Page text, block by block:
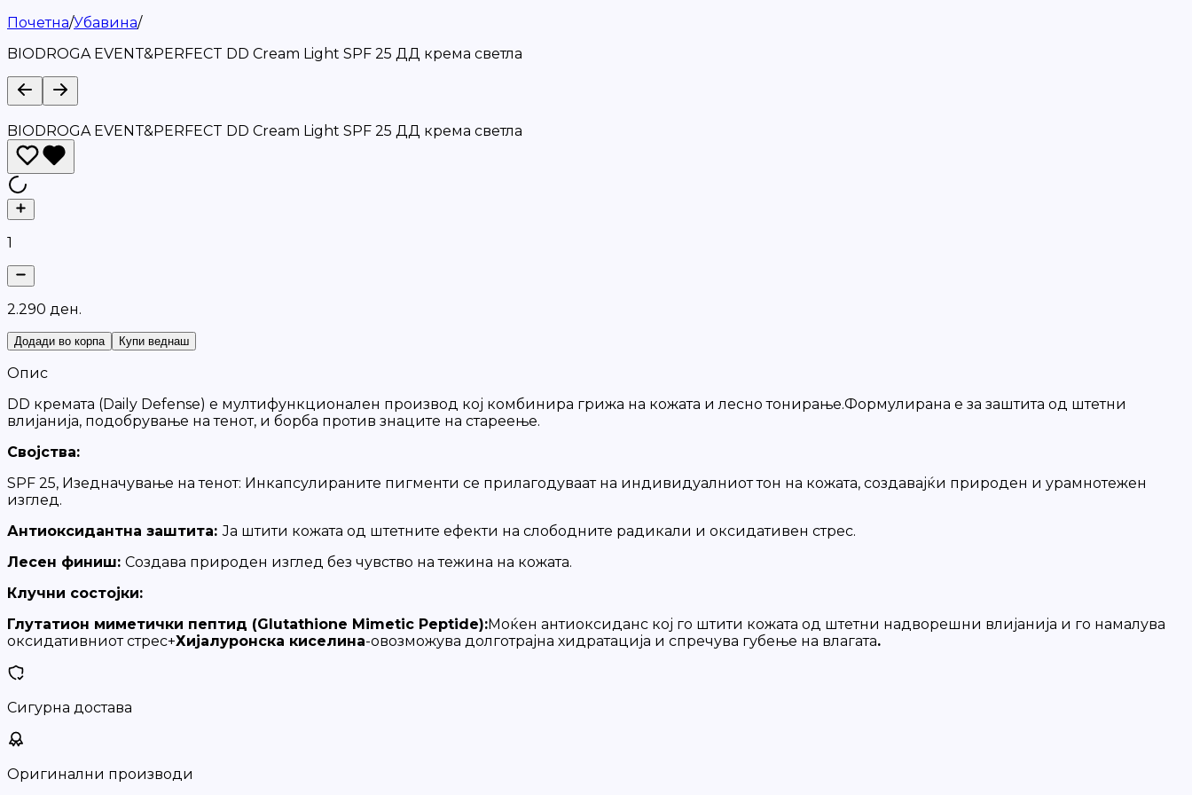
Почетна/Убавина/
BIODROGA EVENT&PERFECT DD Cream Light SPF 25 ДД крема светла
BIODROGA EVENT&PERFECT DD Cream Light SPF 25 ДД крема светла
1
2.290 ден.
Додади во корпа Купи веднаш
Опис
DD кремата (Daily Defense) е мултифункционален производ кој комбинира грижа на кожата и лесно тонирање.Формулирана е за заштита од штетни
влијанија, подобрување на тенот, и борба против знаците на стареење.
Својства:
SPF 25, Изедначување на тенот: Инкапсулираните пигменти се прилагодуваат на индивидуалниот тон на кожата, создавајќи природен и урамнотежен
изглед.
Антиоксидантна заштита: Ја штити кожата од штетните ефекти на слободните радикали и оксидативен стрес.
Лесен финиш: Создава природен изглед без чувство на тежина на кожата.
Клучни состојки:
Глутатион миметички пептид (Glutathione Mimetic Peptide):Моќен антиоксиданс кој го штити кожата од штетни надворешни влијанија и го намалува
оксидативниот стрес+Хијалуронска киселина-овозможува долготрајна хидратација и спречува губење на влагата.
Сигурна достава
Оригинални производи